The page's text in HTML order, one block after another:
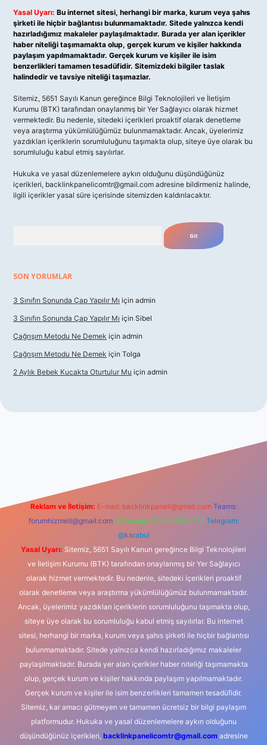
Yasal Uyarı: Bu internet sitesi, herhangi bir marka, kurum veya şahıs
şirketi ile hiçbir bağlantısı bulunmamaktadır. Sitede yalnızca kendi
hazırladığımız makaleler paylaşılmaktadır. Burada yer alan içerikler
haber niteliği taşımamakta olup, gerçek kurum ve kişiler hakkında
paylaşım yapılmamaktadır. Gerçek kurum ve kişiler ile isim
benzerlikleri tamamen tesadüfidir. Sitemizdeki bilgiler taslak
halindedir ve tavsiye niteliği taşımazlar.
Sitemiz, 5651 Sayılı Kanun gereğince Bilgi Teknolojileri ve İletişim
Kurumu (BTK) tarafından onaylanmış bir Yer Sağlayıcı olarak hizmet
vermektedir. Bu nedenle, sitedeki içerikleri proaktif olarak denetleme
veya araştırma yükümlülüğümüz bulunmamaktadır. Ancak, üyelerimiz
yazdıkları içeriklerin sorumluluğunu taşımakta olup, siteye üye olarak bu
sorumluluğu kabul etmiş sayılırlar.
Hukuka ve yasal düzenlemelere aykırı olduğunu düşündüğünüz
içerikleri, backlinkpanelicomtr@gmail.com adresine bildirmeniz halinde,
ilgili içerikler yasal süre içerisinde sitemizden kaldırılacaktır.
SON YORUMLAR
3 Sınıfın Sonunda Çap Yapılır Mı için admin
3 Sınıfın Sonunda Çap Yapılır Mı için Sibel
Çağrışım Metodu Ne Demek için admin
Çağrışım Metodu Ne Demek için Tolga
2 Aylık Bebek Kucakta Oturtulur Mu için admin
Reklam ve İletişim: E-mail: backlinkpaneli@gmail.com Teams:
forumhizmeti@gmail.com Whatsapp: 0262 606 0 726 Telegram:
@karabul
Yasal Uyarı: Sitemiz, 5651 Sayılı Kanun gereğince Bilgi Teknolojileri
ve İletişim Kurumu (BTK) tarafından onaylanmış bir Yer Sağlayıcı
olarak hizmet vermektedir. Bu nedenle, sitedeki içerikleri proaktif
olarak denetleme veya araştırma yükümlülüğümüz bulunmamaktadır.
Ancak, üyelerimiz yazdıkları içeriklerin sorumluluğunu taşımakta olup,
siteye üye olarak bu sorumluluğu kabul etmiş sayılırlar. Bu internet
sitesi, herhangi bir marka, kurum veya şahıs şirketi ile hiçbir bağlantısı
bulunmamaktadır. Sitede yalnızca kendi hazırladığımız makaleler
paylaşılmaktadır. Burada yer alan içerikler haber niteliği taşımamakta
olup, gerçek kurum ve kişiler hakkında paylaşım yapılmamaktadır.
Gerçek kurum ve kişiler ile isim benzerlikleri tamamen tesadüfidir.
Sitemiz, kar amacı gütmeyen ve tamamen ücretsiz bir bilgi paylaşım
platformudur. Hukuka ve yasal düzenlemelere aykırı olduğunu
düşündüğünüz içerikleri, backlinkpanelicomtr@gmail.comadresine